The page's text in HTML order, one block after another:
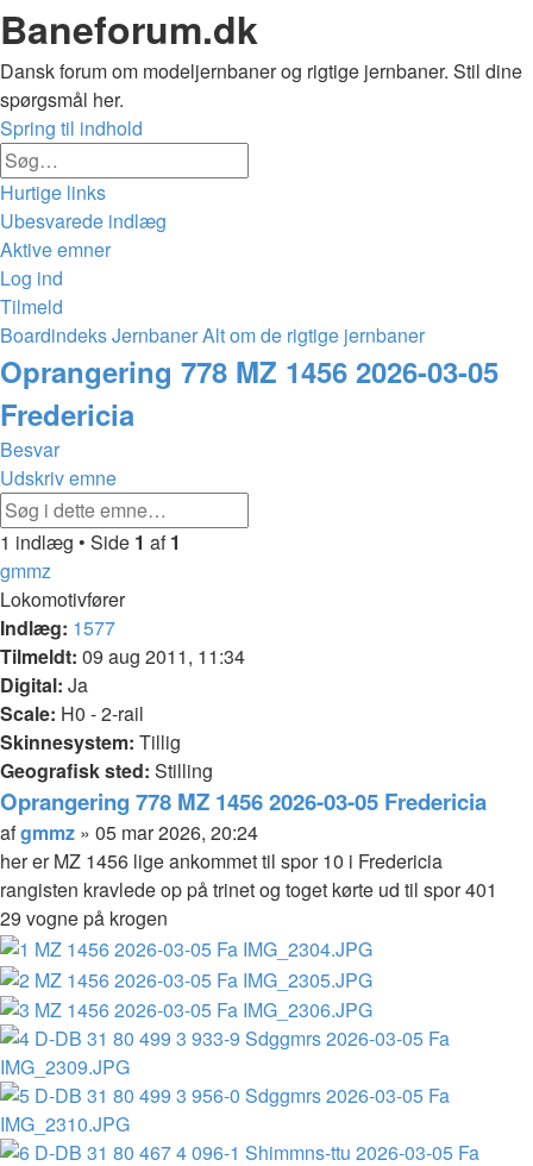
Baneforum.dk
Dansk forum om modeljernbaner og rigtige jernbaner. Stil dine
spørgsmål her.
Spring til indhold
Hurtige links
Ubesvarede indlæg
Aktive emner
Log ind
Tilmeld
BoardindeksJernbanerAlt om de rigtige jernbaner
Søg
Oprangering 778 MZ 1456 2026-03-05
Fredericia
Besvar
Udskriv emne
1 indlæg • Side 1 af1
gmmz
Lokomotivfører
Indlæg: 1577
Tilmeldt: 09 aug 2011, 11:34
Digital: Ja
Scale: H0 - 2-rail
Skinnesystem: Tillig
Geografisk sted: Stilling
Oprangering 778 MZ 1456 2026-03-05 Fredericia
Citer
Indlæg
afgmmz » 05 mar 2026, 20:24
her er MZ 1456 lige ankommet til spor 10 i Fredericia
rangisten kravlede op på trinet og toget kørte ud til spor 401
29 vogne på krogen